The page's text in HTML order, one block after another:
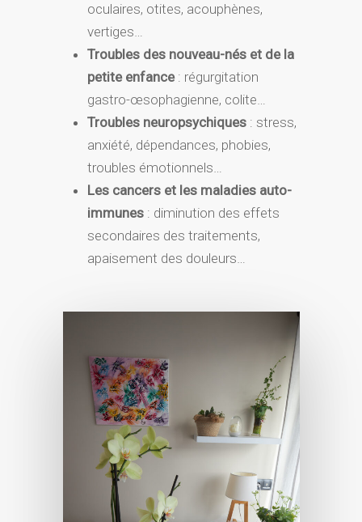
oculaires, otites, acouphènes,
vertiges…
Troubles des nouveau-nés et de la
petite enfance: régurgitation
gastro-œsophagienne, colite…
Troubles neuropsychiques: stress,
anxiété, dépendances, phobies,
troubles émotionnels…
Les cancers et les maladies auto-
immunes: diminution des effets
secondaires des traitements,
apaisement des douleurs…